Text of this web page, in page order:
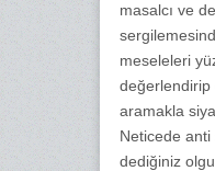
masalcı ve
meseleleri
aramakla
Neticede
dediğiniz